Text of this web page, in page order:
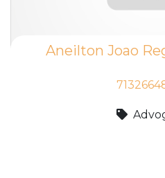
Aneilton Joao